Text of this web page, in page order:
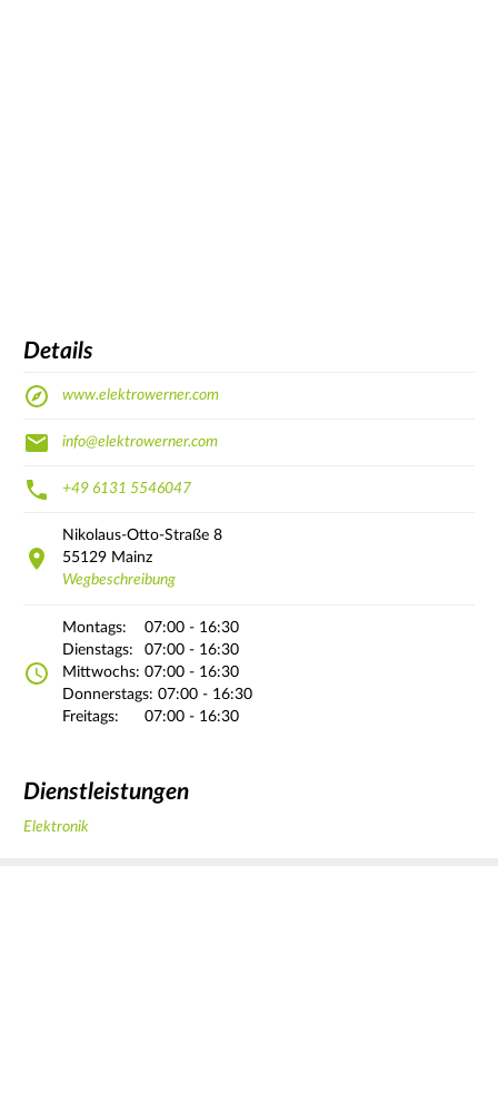
Details
www.elektrowerner.com
info@elektrowerner.com
+49 6131 5546047
Nikolaus-Otto-Straße 8
55129 Mainz
Wegbeschreibung
Montags:
07:00 - 16:30
Dienstags:
07:00 - 16:30
Mittwochs: 07:00 - 16:30
Donnerstags: 07:00 - 16:30
Freitags:
07:00 - 16:30
Dienstleistungen
Elektronik